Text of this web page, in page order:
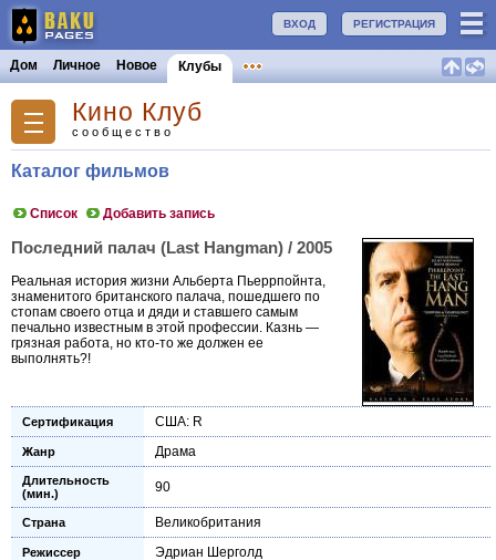
РЕГИСТРАЦИЯ
ВХОД
Дом Личное Новое Клубы
Кино Клуб
сообщество
Каталог фильмов
Список Добавить запись
Последний палач (Last Hangman) / 2005
Реальная история жизни Альберта Пьеррпойнта,
знаменитого британского палача, пошедшего по
стопам своего отца и дяди и ставшего самым
печально известным в этой профессии. Казнь —
грязная работа, но кто-то же должен ее
выполнять?!
Сертификация США: R
Жанр Драма
Длительность
(мин.)
90
Страна Великобритания
Режиссер Эдриан Шерголд